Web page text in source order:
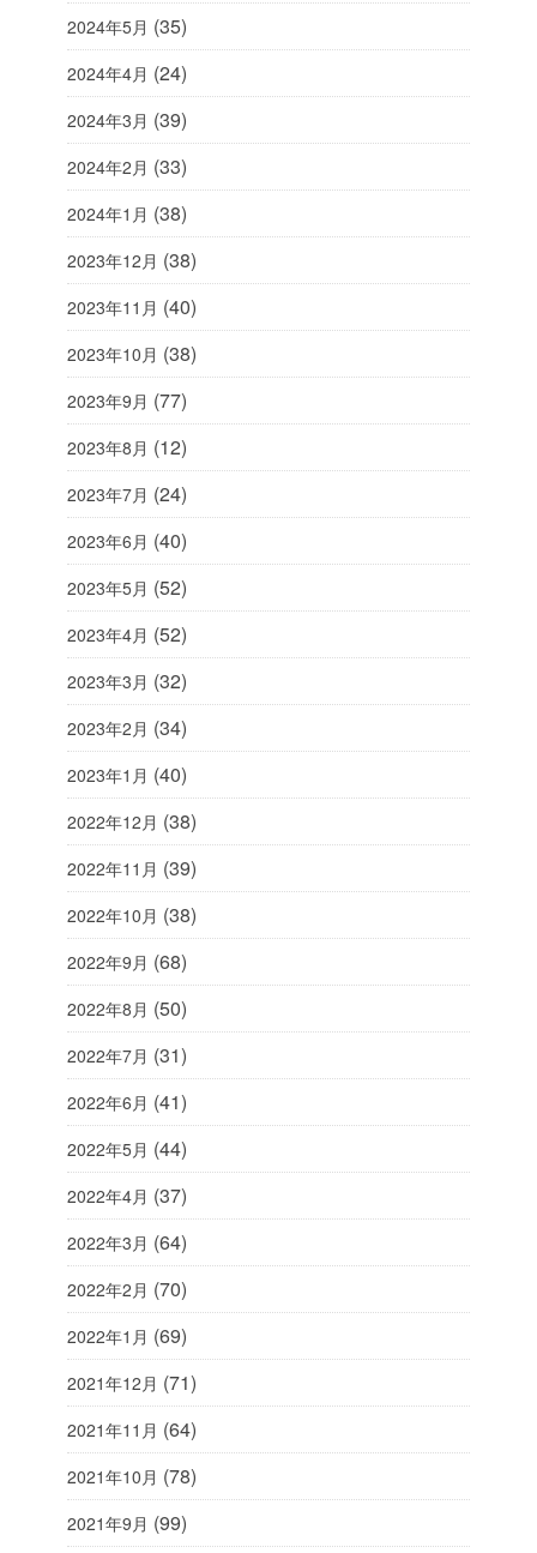
2024年5月 (35)
2024年4月 (24)
2024年3月 (39)
2024年2月 (33)
2024年1月 (38)
2023年12月 (38)
2023年11月 (40)
2023年10月 (38)
2023年9月 (77)
2023年8月 (12)
2023年7月 (24)
2023年6月 (40)
2023年5月 (52)
2023年4月 (52)
2023年3月 (32)
2023年2月 (34)
2023年1月 (40)
2022年12月 (38)
2022年11月 (39)
2022年10月 (38)
2022年9月 (68)
2022年8月 (50)
2022年7月 (31)
2022年6月 (41)
2022年5月 (44)
2022年4月 (37)
2022年3月 (64)
2022年2月 (70)
2022年1月 (69)
2021年12月 (71)
2021年11月 (64)
2021年10月 (78)
2021年9月 (99)